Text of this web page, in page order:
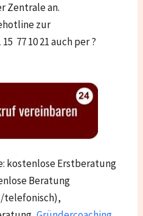
Zentrale an.
zur
77 10 21 auch per ?
kostenlose Erstberatung
Beratung
telefonisch),